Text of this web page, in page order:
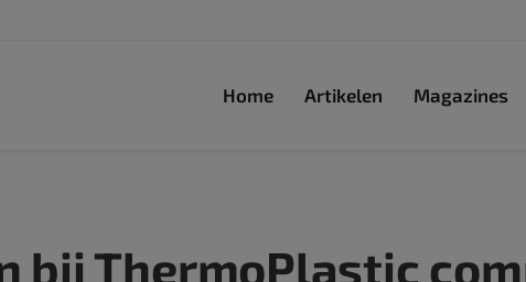
Home Artikelen Magazines
bij ThermoPlastic